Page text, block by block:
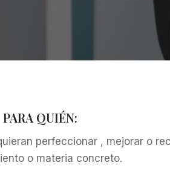
PARA QUIÉN:
perfeccionar , mejorar o
o materia concreto.